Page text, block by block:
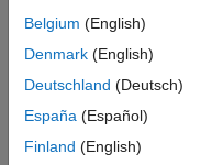
길고(많은 계수 포함)
덧셈이 많이 필요함) 단
방식을 구현하는 것이
DSP System Toolbox의
Belgium (English)
Denmark (English)
Deutschland (Deutsch)
España (Español)
Finland (English)